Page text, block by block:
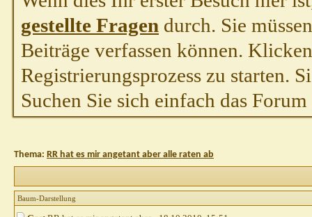
gestellte Fragen durch. Sie
Beiträge verfassen können.
Registrierungsprozess zu starten.
Suchen Sie sich einfach das
Thema: RR hat es mir angetant aber alle raten ab
Baum-Darstellung